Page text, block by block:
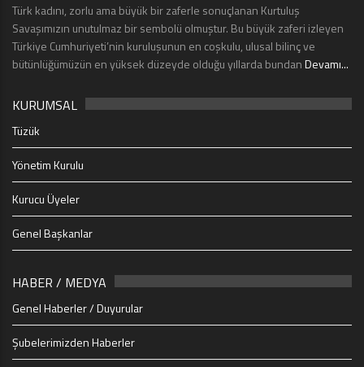
Türk kadını, zorlu ama büyük bir zaferle sonuçlanan Kurtuluş
Savaşımızın unutulmaz bir sembolü olmuştur. Bu büyük zaferi izleyen
Türkiye Cumhuriyeti’nin kuruluşunun en coşkulu, ulusal bilinç ve
bütünlüğümüzün en yüksek düzeyde olduğu yıllarda bundanDevamı...
KURUMSAL
Tüzük
Yönetim Kurulu
Kurucu Üyeler
Genel Başkanlar
HABER / MEDYA
Genel Haberler / Duyurular
Şubelerimizden Haberler